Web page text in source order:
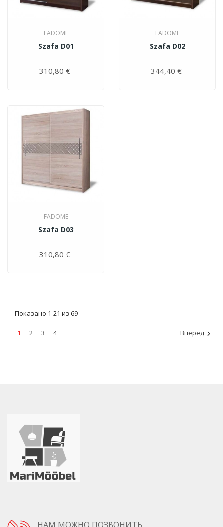
FADOME
Szafa D01
310,80 €
FADOME
Szafa D02
344,40 €
FADOME
Szafa D03
310,80 €
Показано 1-21 из 69
1 2 3 4 Вперед 
НАМ МОЖНО ПОЗВОНИТЬ